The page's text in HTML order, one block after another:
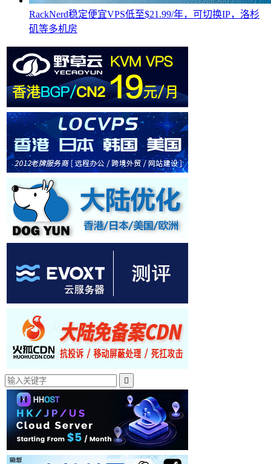
RackNerd稳定便宜VPS低至$21.99/年，可切换IP，洛杉
矶等多机房
